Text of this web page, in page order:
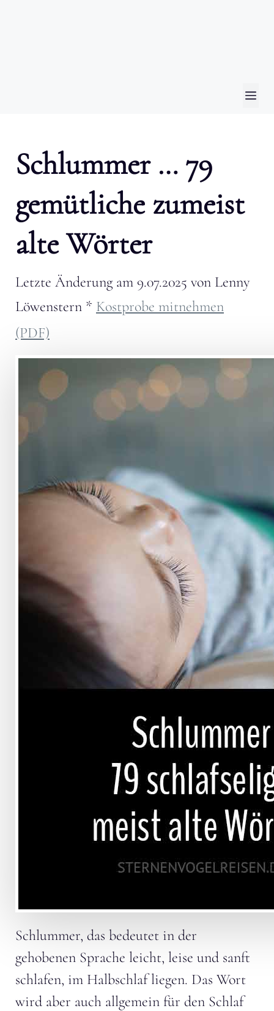
Schlummer … 79
gemütliche zumeist
alte Wörter
Letzte Änderung am 9.07.2025 von Lenny
Löwenstern * Kostprobe mitnehmen
(PDF)
Schlummer, das bedeutet in der
gehobenen Sprache leicht, leise und sanft
schlafen, im Halbschlaf liegen. Das Wort
wird aber auch allgemein für den Schlaf